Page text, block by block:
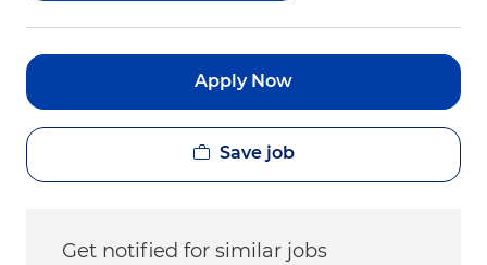
Apply Now
Save job
Get notified for similar jobs